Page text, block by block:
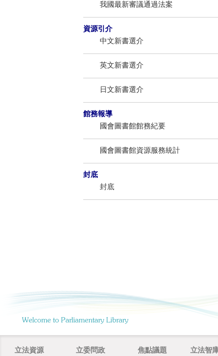
我國最新審議通過法案
資源引介
中文新書選介
英文新書選介
日文新書選介
館務報導
國會圖書館館務紀要
國會圖書館資源服務統計
封底
封底
立法資源 立委問政 焦點議題 立法智